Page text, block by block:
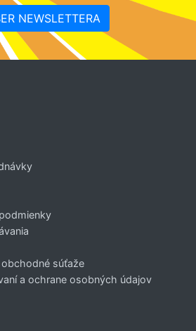
NEWSLETTERA
súťaže
a ochrane osobných údajov